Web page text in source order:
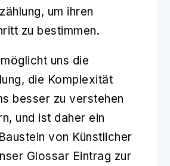
um ihren
zu bestimmen.
uns die
die Komplexität
besser zu verstehen
und ist daher ein
von Künstlicher
Glossar Eintrag zur